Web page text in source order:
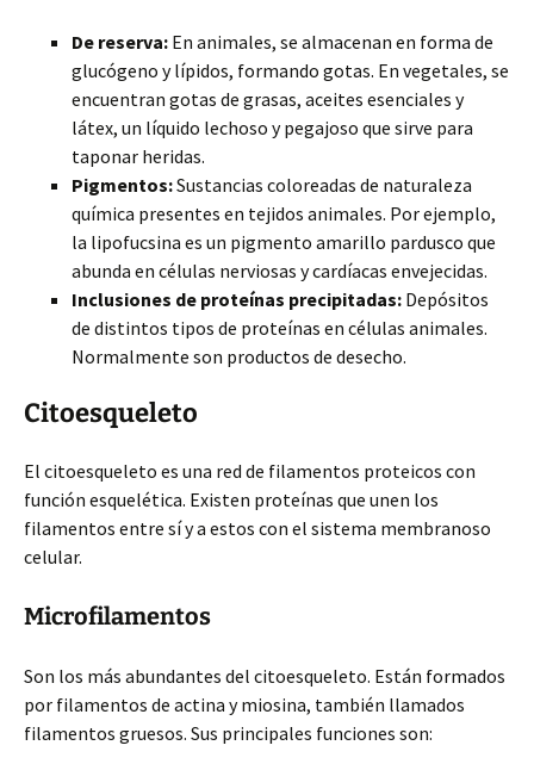
De reserva: En animales, se almacenan en forma de
glucógeno y lípidos, formando gotas. En vegetales, se
encuentran gotas de grasas, aceites esenciales y
látex, un líquido lechoso y pegajoso que sirve para
taponar heridas.
Pigmentos:Sustancias coloreadas de naturaleza
química presentes en tejidos animales. Por ejemplo,
la lipofucsina es un pigmento amarillo pardusco que
abunda en células nerviosas y cardíacas envejecidas.
Inclusiones de proteínas precipitadas: Depósitos
de distintos tipos de proteínas en células animales.
Normalmente son productos de desecho.
Citoesqueleto
El citoesqueleto es una red de filamentos proteicos con
función esquelética. Existen proteínas que unen los
filamentos entre sí y a estos con el sistema membranoso
celular.
Microfilamentos
Son los más abundantes del citoesqueleto. Están formados
por filamentos de actina y miosina, también llamados
filamentos gruesos. Sus principales funciones son: